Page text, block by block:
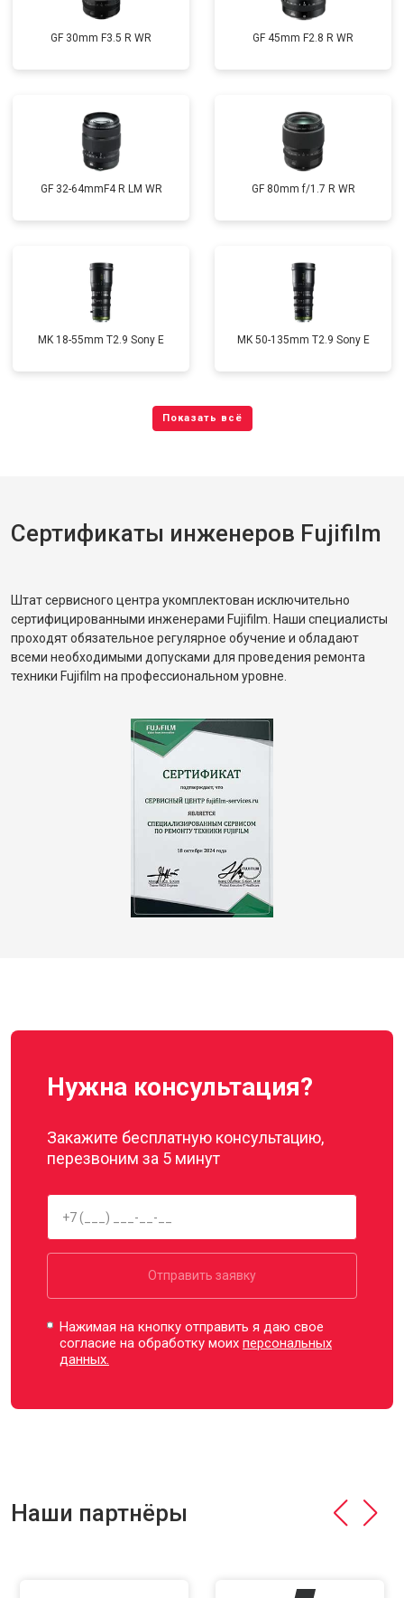
GF 30mm F3.5 R WR GF 45mm F2.8 R WR
GF 32-64mmF4 R LM WR GF 80mm f/1.7 R WR
MK 18-55mm T2.9 Sony E MK 50-135mm T2.9 Sony E
Сертификаты инженеров Fujifilm
Штат сервисного центра укомплектован исключительно
сертифицированными инженерами Fujifilm. Наши специалисты
проходят обязательное регулярное обучение и обладают
всеми необходимыми допусками для проведения ремонта
техники Fujifilm на профессиональном уровне.
Нужна консультация?
Закажите бесплатную консультацию,
перезвоним за 5 минут
Отправить заявку
Нажимая на кнопку отправить я даю свое
согласие на обработку моихперсональных
данных.
Наши партнёры